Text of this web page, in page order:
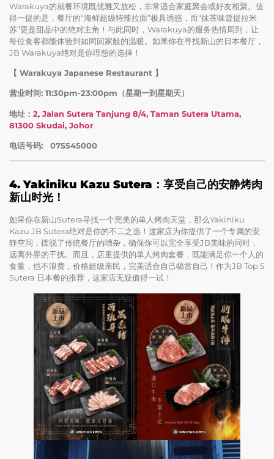
Warakuya的就餐环境既优雅又放松，非常适合家庭聚会或好友相聚。值
得一提的是，餐厅的“海鲜超级特辣拉面”极具诱惑，而“抹茶味曾提拉米
苏”更是甜品中的绝对主角！与此同时，Warakuya的服务热情周到，让
每位食客都能体验到如同回家般的温暖。如果你在寻找新山的日本餐厅，
JB Warakuya绝对是你理想的选择！
【 Warakuya Japanese Restaurant 】
营业时间: 11:30pm-23:00pm（星期一到星期天）
地址： 2, Jalan Sutera Tanjung 8/4, Taman Sutera Utama,
81300 Skudai, Johor
电话号码: 075545000
4. Yakiniku Kazu Sutera：享受自己的安静烤肉
新山时光！
如果你在新山Sutera寻找一个完美的单人烤肉天堂，那么Yakiniku
Kazu JB Sutera绝对是你的不二之选！这家店为你提供了一个专属的安
静空间，摆脱了传统餐厅的嘈杂，确保你可以完全享受JB美味的同时，
远离外界的干扰。而且，店里提供的单人烤肉套餐，既能满足你一个人的
食量，也不浪费，价格超级亲民，完美适合自己犒赏自己！作为JB Top 5
Sutera 日本餐的推荐，这家店无疑值得一试！